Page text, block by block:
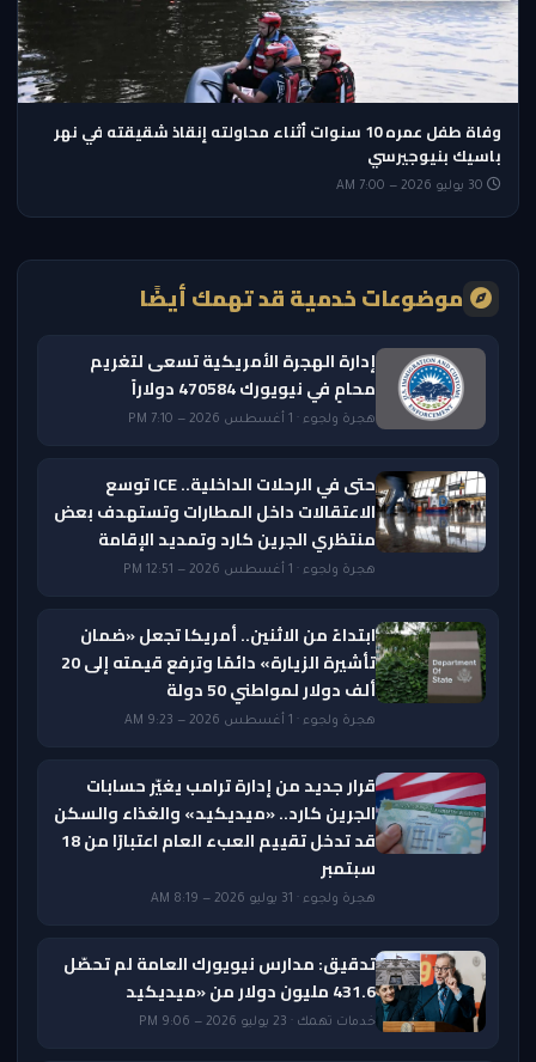
وفاة طفل عمره 10 سنوات أثناء محاولته إنقاذ شقيقته في نهر
باسيك بنيوجيرسي
موضوعات خدمية قد تهمك أيضًا
إدارة الهجرة الأمريكية تسعى لتغريم
محامٍ في نيويورك 470584 دولاراً
هجرة ولجوء · 1 أغسطس 2026 — 7:10 PM
حتى في الرحلات الداخلية.. ICE توسع
الاعتقالات داخل المطارات وتستهدف بعض
منتظري الجرين كارد وتمديد الإقامة
هجرة ولجوء · 1 أغسطس 2026 — 12:51 PM
ابتداءً من الاثنين.. أمريكا تجعل «ضمان
تأشيرة الزيارة» دائمًا وترفع قيمته إلى 20
ألف دولار لمواطني 50 دولة
هجرة ولجوء · 1 أغسطس 2026 — 9:23 AM
قرار جديد من إدارة ترامب يغيّر حسابات
الجرين كارد.. «ميديكيد» والغذاء والسكن
قد تدخل تقييم العبء العام اعتبارًا من 18
سبتمبر
هجرة ولجوء · 31 يوليو 2026 — 8:19 AM
تدقيق: مدارس نيويورك العامة لم تحصّل
431.6 مليون دولار من «ميديكيد
خدمات تهمك · 23 يوليو 2026 — 9:06 PM